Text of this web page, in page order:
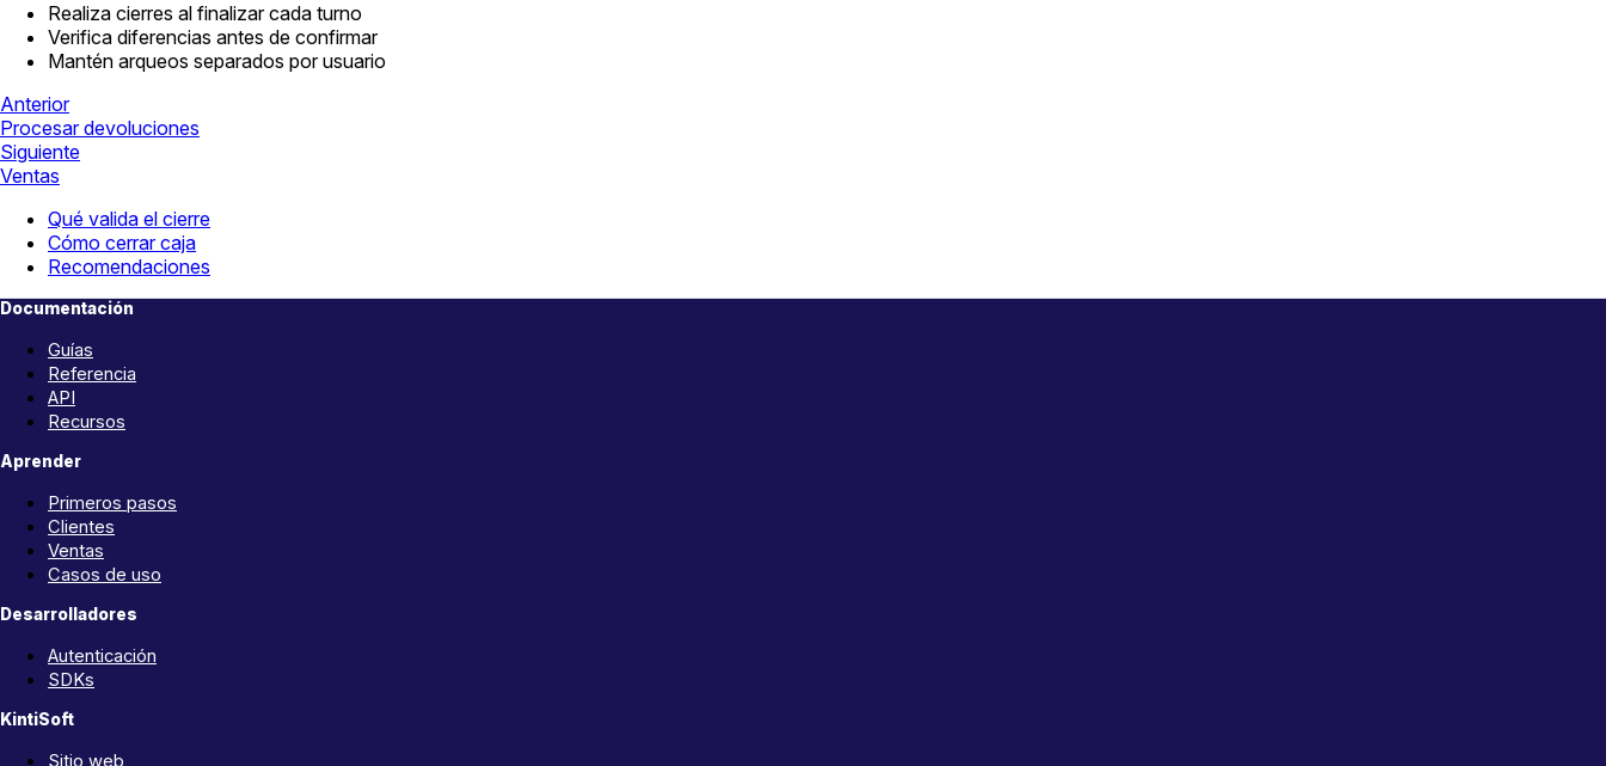
Realiza cierres al finalizar cada turno
Verifica diferencias antes de confirmar
Mantén arqueos separados por usuario
Anterior
Procesar devoluciones
Siguiente
Ventas
Qué valida el cierre
Cómo cerrar caja
Recomendaciones
Documentación
Guías
Referencia
API
Recursos
Aprender
Primeros pasos
Clientes
Ventas
Casos de uso
Desarrolladores
Autenticación
SDKs
KintiSoft
Sitio web